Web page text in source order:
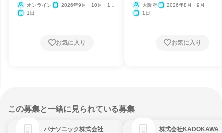
オンライン
2026年9月・10月・11
1日
お気に入り
大阪府
2026年8月・9月
1日
お気に入り
この募集と一緒に見られている募集
パナソニック株式会社 株式会社KADOKAWA